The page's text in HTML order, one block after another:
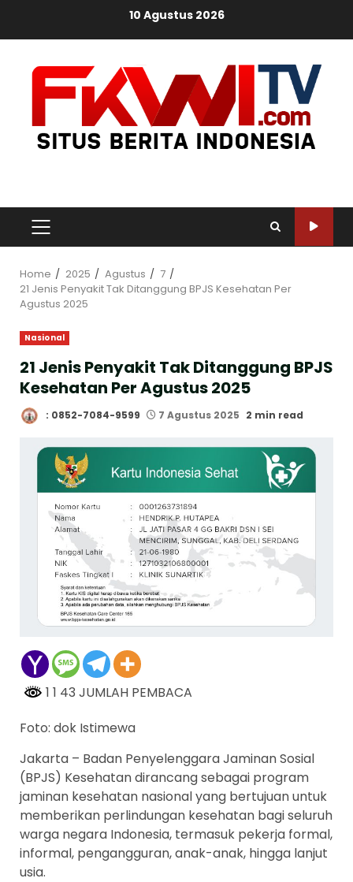
10 Agustus 2026
PRIMARY
MENU
Home 2025 Agustus
7
21 Jenis Penyakit Tak Ditanggung BPJS Kesehatan Per
Agustus 2025
Nasional
21 Jenis Penyakit Tak Ditanggung BPJS
Kesehatan Per Agustus 2025
: 0852-7084-9599 7 Agustus 2025 2 min read
1 1 43 JUMLAH PEMBACA
Foto: dok Istimewa
Jakarta – Badan Penyelenggara Jaminan Sosial
(BPJS) Kesehatan dirancang sebagai program
jaminan kesehatan nasional yang bertujuan untuk
memberikan perlindungan kesehatan bagi seluruh
warga negara Indonesia, termasuk pekerja formal,
informal, pengangguran, anak-anak, hingga lanjut
usia.